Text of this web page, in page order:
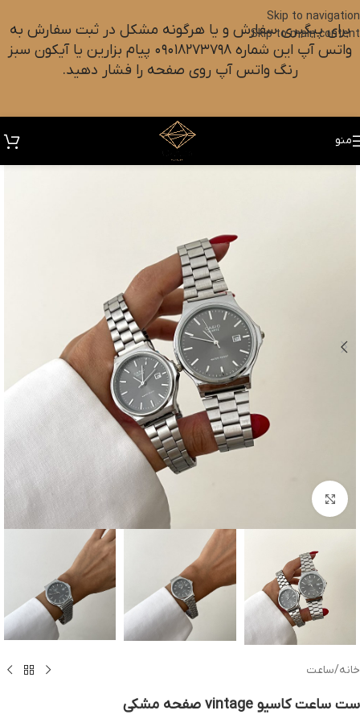
Skip to navigation
Skip to main content
برای پیگیری سفارش و یا هرگونه مشکل در ثبت سفارش به
واتس آپ این شماره ۰۹۰۱۸۲۷۳۷۹۸ پیام بزارین یا آیکون سبز
رنگ واتس آپ روی صفحه را فشار دهید.
منو
بزرگنمایی تصویر
خانه/ساعت
ست ساعت کاسیو vintage صفحه مشکی